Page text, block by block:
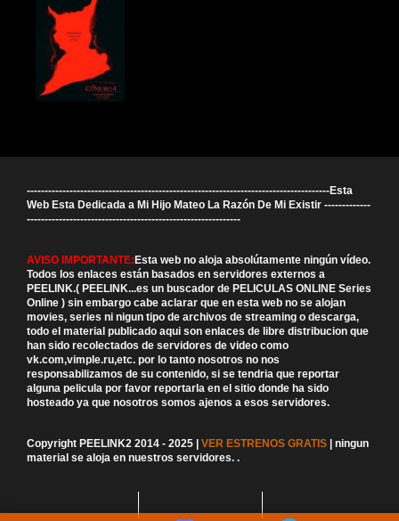
-------------------------------------------------------------------------------------Esta
Web Esta Dedicada a Mi Hijo Mateo La Razón De Mi Existir -------------
------------------------------------------------------------
AVISO IMPORTANTE:Esta web no aloja absolútamente ningún vídeo.
Todos los enlaces están basados en servidores externos a
PEELINK.( PEELINK...es un buscador de PELICULAS ONLINE Series
Online ) sin embargo cabe aclarar que en esta web no se alojan
movies, series ni nigun tipo de archivos de streaming o descarga,
todo el material publicado aqui son enlaces de libre distribucion que
han sido recolectados de servidores de video como
vk.com,vimple.ru,etc. por lo tanto nosotros no nos
responsabilizamos de su contenido, si se tendria que reportar
alguna pelicula por favor reportarla en el sitio donde ha sido
hosteado ya que nosotros somos ajenos a esos servidores.
Copyright PEELINK2 2014 - 2025 | VER ESTRENOS GRATIS | ningun
material se aloja en nuestros servidores. .